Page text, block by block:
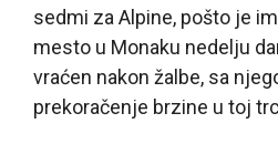
sedmi za Alpine, pošto je
mesto u Monaku nedelju
vraćen nakon žalbe, sa
prekoračenje brzine u toj